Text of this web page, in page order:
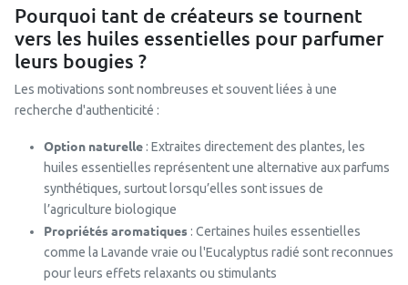
Pourquoi tant de créateurs se tournent
vers les huiles essentielles pour parfumer
leurs bougies ?
Les motivations sont nombreuses et souvent liées à une
recherche d'authenticité :
Option naturelle : Extraites directement des plantes, les
huiles essentielles représentent une alternative aux parfums
synthétiques, surtout lorsqu’elles sont issues de
l’agriculture biologique
Propriétés aromatiques : Certaines huiles essentielles
comme la Lavande vraie ou l'Eucalyptus radié sont reconnues
pour leurs effets relaxants ou stimulants